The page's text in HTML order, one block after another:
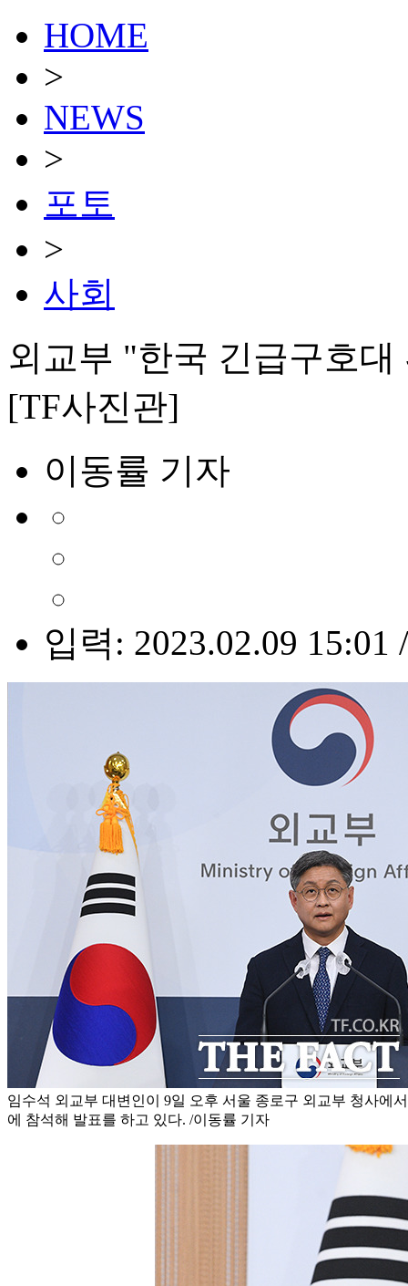
HOME
>
NEWS
>
포토
>
사회
외교부 "한국 긴급구호
[TF사진관]
이동률 기자
입력: 2023.02.09 15:01
임수석 외교부 대변인이 9일 오후 서울 종로구 외교부 청사에
에 참석해 발표를 하고 있다. /이동률 기자